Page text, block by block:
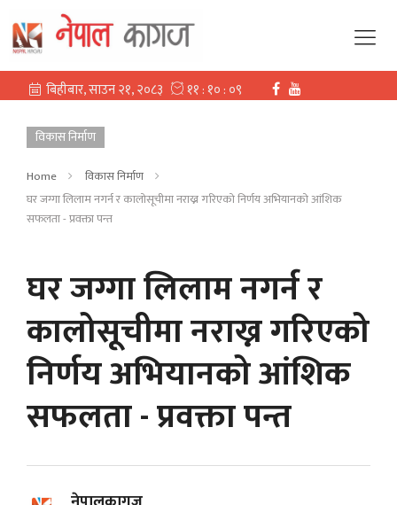
विकास निर्माण
Home
विकास निर्माण
घर जग्गा लिलाम नगर्न र कालोसूचीमा नराख्न गरिएको निर्णय अभियानको आंशिक
सफलता - प्रवक्ता पन्त
घर जग्गा लिलाम नगर्न र
कालोसूचीमा नराख्न गरिएको
निर्णय अभियानको आंशिक
सफलता - प्रवक्ता पन्त